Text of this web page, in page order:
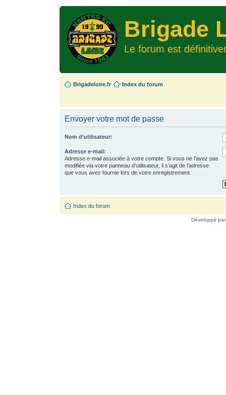
Brigade
Le forum est
Brigadeloire.fr Index du forum
Envoyer votre mot de passe
Nom d’utilisateur:
Adresse e-mail:
Adresse e-mail associée à votre compte. Si vous ne l’avez pas
modifiée via votre panneau d’utilisateur, il s’agit de l’adresse
que vous avez fournie lors de votre enregistrement.
Index du forum
Développé